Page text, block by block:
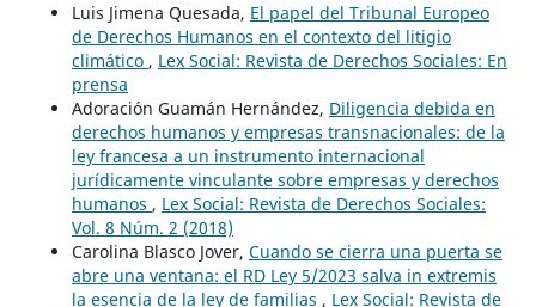
Luis Jimena Quesada, El papel del Tribunal Europeo
de Derechos Humanos en el contexto del litigio
climático , Lex Social: Revista de Derechos Sociales: En
prensa
Adoración Guamán Hernández, Diligencia debida en
derechos humanos y empresas transnacionales: de la
ley francesa a un instrumento internacional
jurídicamente vinculante sobre empresas y derechos
humanos , Lex Social: Revista de Derechos Sociales:
Vol. 8 Núm. 2 (2018)
Carolina Blasco Jover, Cuando se cierra una puerta se
abre una ventana: el RD Ley 5/2023 salva in extremis
la esencia de la ley de familias , Lex Social: Revista de